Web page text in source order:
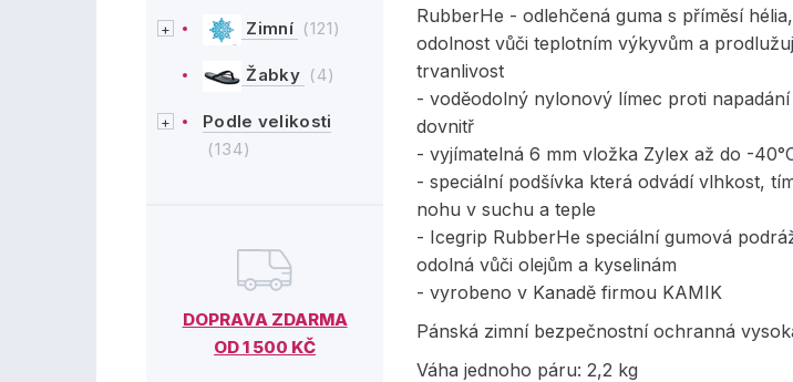
Zimní (121)
Žabky (4)
Podle velikosti
(134)
DOPRAVA ZDARMA
OD 1 500 KČ
RubberHe - odlehčená guma s příměsí
odolnost vůči teplotním výkyvům a
trvanlivost
- voděodolný nylonový límec proti napadání
dovnitř
- vyjímatelná 6 mm vložka Zylex až do -
- speciální podšívka která odvádí vlhkost,
nohu v suchu a teple
- Icegrip RubberHe speciální gumová
odolná vůči olejům a kyselinám
- vyrobeno v Kanadě firmou KAMIK
Pánská zimní bezpečnostní ochranná
Váha jednoho páru: 2,2 kg